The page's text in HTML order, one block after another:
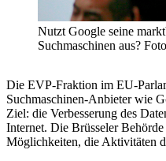
Nutzt Google seine
Suchmaschinen aus?
Die EVP-Fraktion im EU-
Suchmaschinen-Anbieter wie
Ziel: die Verbesserung des
Internet. Die Brüsseler
Möglichkeiten, die Aktivitäten